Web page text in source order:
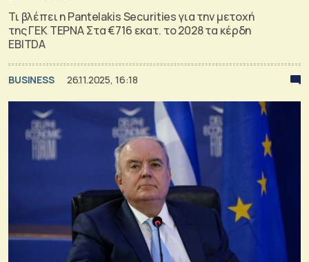
Τι βλέπει η Pantelakis Securities για την μετοχή
της ΓΕΚ ΤΕΡΝΑ Στα €716 εκατ. το 2028 τα κέρδη
EBITDA
BUSINESS 26.11.2025, 16:18